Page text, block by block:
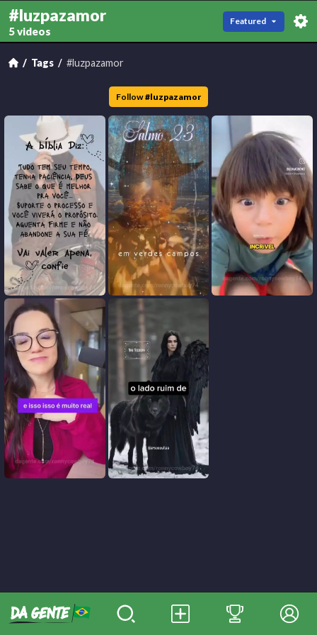
#luzpazamor
5 videos
Featured
Tags #luzpazamor
Follow #luzpazamor